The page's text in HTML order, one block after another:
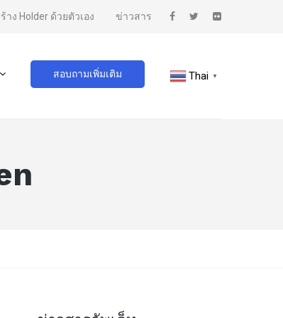
าง Holder ด้วยตัวเอง ข่าวสาร
สอบถามเพิ่มเติม Thai ▼